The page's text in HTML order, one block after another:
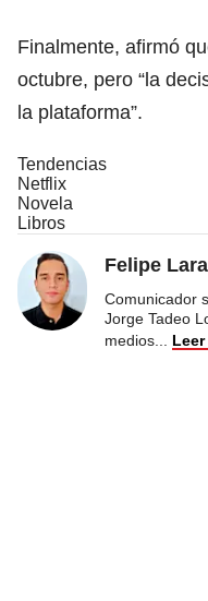
Finalmente, afirmó
octubre, pero “la
la plataforma”.
Tendencias
Netflix
Novela
Libros
Felipe Lara
Comunicador
Jorge Tadeo
medios